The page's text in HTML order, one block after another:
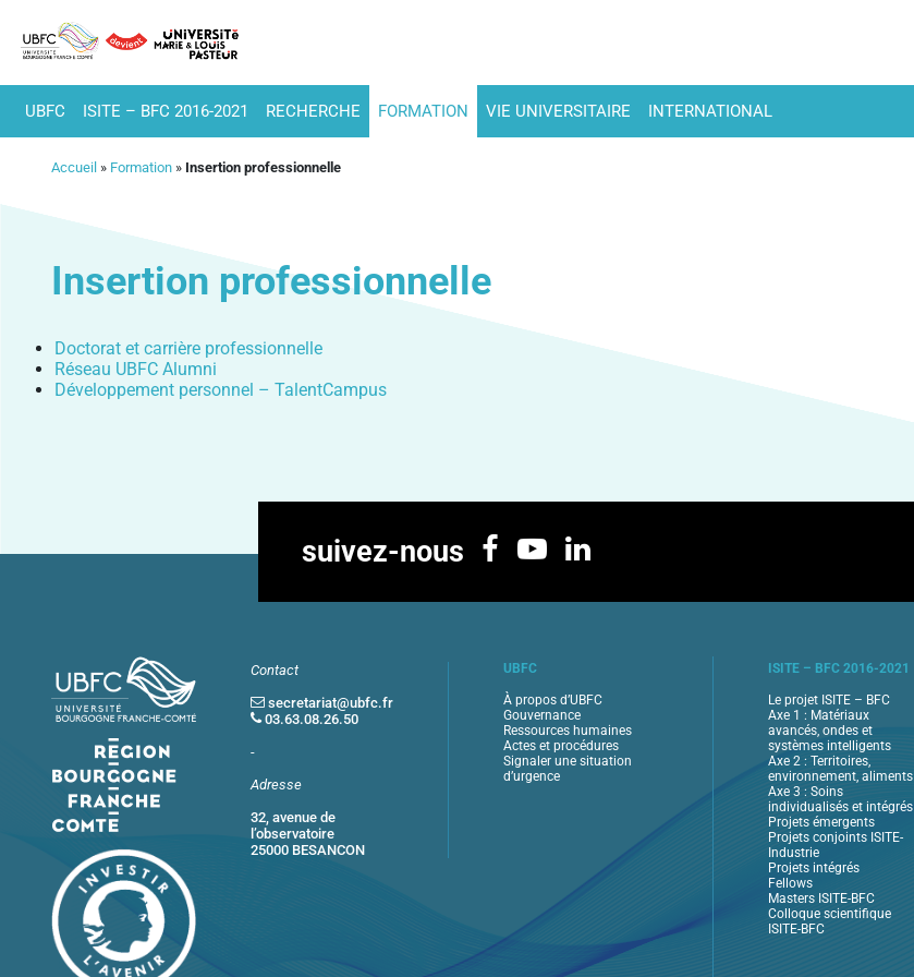
UBFC ISITE – BFC 2016-2021 RECHERCHE FORMATION VIE UNIVERSITAIRE INTERNATIONAL
Accueil » Formation » Insertion professionnelle
Insertion professionnelle
Doctorat et carrière professionnelle
Réseau UBFC Alumni
Développement personnel – TalentCampus
suivez-nous
Contact
secretariat@ubfc.fr
03.63.08.26.50
-
Adresse
32, avenue de
l’observatoire
25000 BESANCON
UBFC
À propos d’UBFC
Gouvernance
Ressources humaines
Actes et procédures
Signaler une situation
d’urgence
ISITE – BFC 2016-2021
Le projet ISITE – BFC
Axe 1 : Matériaux
avancés, ondes et
systèmes intelligents
Axe 2 : Territoires,
environnement, aliments
Axe 3 : Soins
individualisés et intégrés
Projets émergents
Projets conjoints ISITE-
Industrie
Projets intégrés
Fellows
Masters ISITE-BFC
Colloque scientifique
ISITE-BFC